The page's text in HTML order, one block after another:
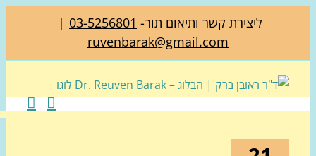
ליצירת קשר ותיאום תור-03-5256801
|
ruvenbarak@gmail.com